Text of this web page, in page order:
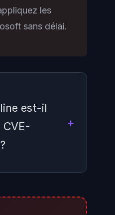
les
sans délai.
est-il